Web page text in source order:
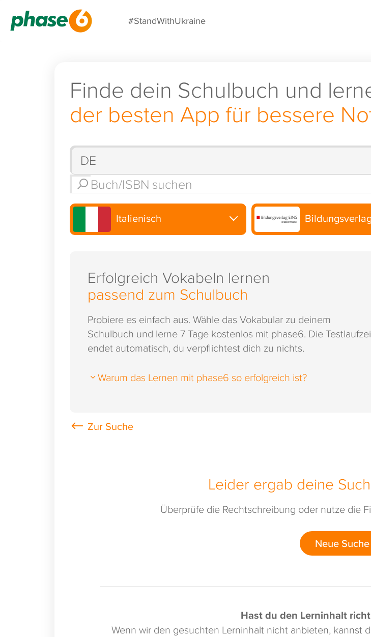
#StandWithUkraine
Finde dein Schulbuch und
der besten App für bessere
Italienisch
Erfolgreich Vokabeln lernen
passend zum Schulbuch
Probiere es einfach aus. Wähle das Vokabular zu deinem
Schulbuch und lerne 7 Tage kostenlos mit phase6. Die
endet automatisch, du verpflichtest dich zu nichts.
Warum das Lernen mit phase6 so erfolgreich ist?
Leider ergab deine
Überprüfe die Rechtschreibung oder nutze die
Neue Suche
Hast du den Lerninhalt
Wenn wir den gesuchten Lerninhalt nicht anbieten, kannst